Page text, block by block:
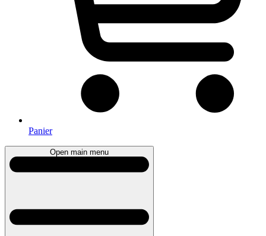
Panier
Open main menu